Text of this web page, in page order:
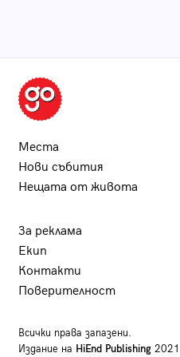
Места
Нови събития
Нещата от живота
За реклама
Екип
Контакти
Поверителност
Всички права запазени.
Издание на HiEnd Publishing2021